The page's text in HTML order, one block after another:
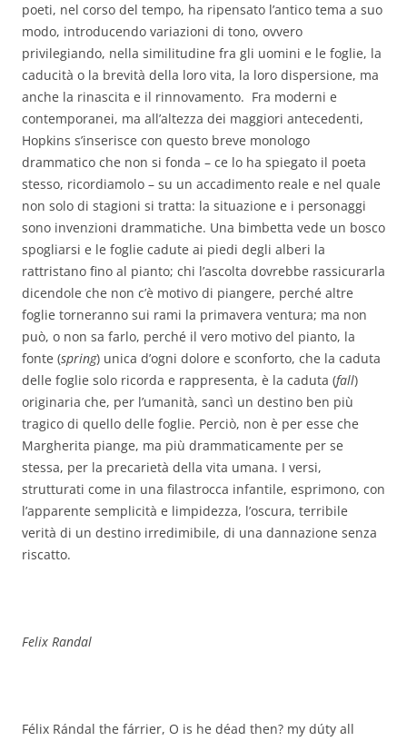
poeti, nel corso del tempo, ha ripensato l’antico tema a suo
modo, introducendo variazioni di tono, ovvero
privilegiando, nella similitudine fra gli uomini e le foglie, la
caducità o la brevità della loro vita, la loro dispersione, ma
anche la rinascita e il rinnovamento. Fra moderni e
contemporanei, ma all’altezza dei maggiori antecedenti,
Hopkins s’inserisce con questo breve monologo
drammatico che non si fonda – ce lo ha spiegato il poeta
stesso, ricordiamolo – su un accadimento reale e nel quale
non solo di stagioni si tratta: la situazione e i personaggi
sono invenzioni drammatiche. Una bimbetta vede un bosco
spogliarsi e le foglie cadute ai piedi degli alberi la
rattristano fino al pianto; chi l’ascolta dovrebbe rassicurarla
dicendole che non c’è motivo di piangere, perché altre
foglie torneranno sui rami la primavera ventura; ma non
può, o non sa farlo, perché il vero motivo del pianto, la
fonte (spring) unica d’ogni dolore e sconforto, che la caduta
delle foglie solo ricorda e rappresenta, è la caduta (fall)
originaria che, per l’umanità, sancì un destino ben più
tragico di quello delle foglie. Perciò, non è per esse che
Margherita piange, ma più drammaticamente per se
stessa, per la precarietà della vita umana. I versi,
strutturati come in una filastrocca infantile, esprimono, con
l’apparente semplicità e limpidezza, l’oscura, terribile
verità di un destino irredimibile, di una dannazione senza
riscatto.
Felix Randal
Félix Rándal the fárrier, O is he déad then? my dúty all